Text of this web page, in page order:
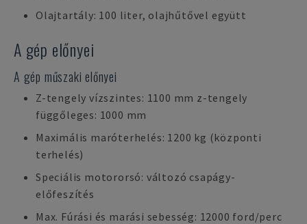
Olajtartály: 100 liter, olajhűtővel együtt
A gép előnyei
A gép műszaki előnyei
Z-tengely vízszintes: 1100 mm z-tengely
függőleges: 1000 mm
Maximális maróterhelés: 1200 kg (központi
terhelés)
Speciális motororsó: változó csapágy-
előfeszítés
Max. Fúrási és marási sebesség: 12000 ford/perc